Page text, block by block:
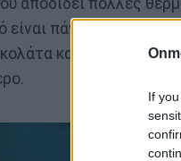
If
είναι πάντως να
και οι ξηροί